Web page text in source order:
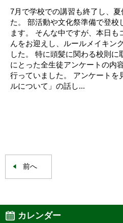
7月で学校での講習も終了し、
た。 部活動や文化祭準備で登校
ます。 そんな中ですが、本日も
んをお迎えし、ルールメイキン
した。 特に頭髪に関わる校則
にとった全生徒アンケートの内
行っていました。 アンケートを
ルについて」の話し...
前へ
カレンダー